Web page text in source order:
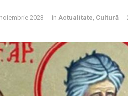
2023 in Actualitate, Cultură